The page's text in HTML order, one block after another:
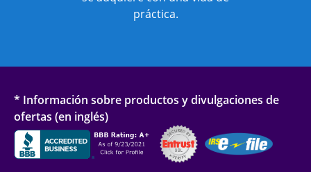
práctica.
* Información sobre productos y divulgaciones de
ofertas (en inglés)